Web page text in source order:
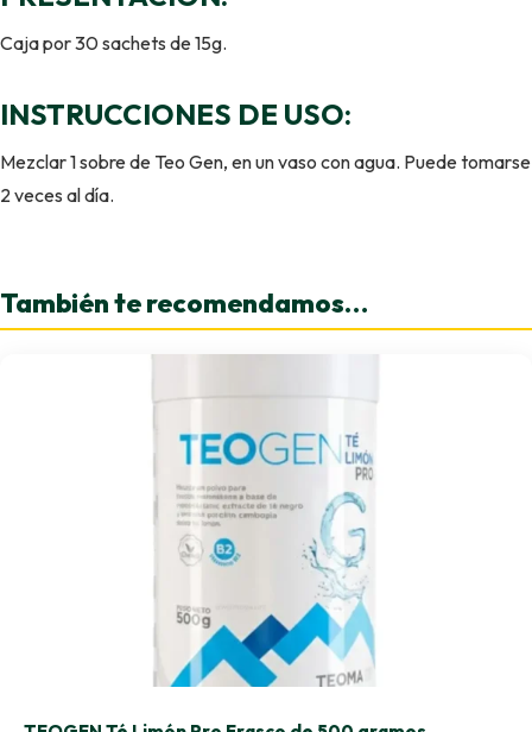
Caja por 30 sachets de 15g.
INSTRUCCIONES DE USO:
Mezclar 1 sobre de Teo Gen, en un vaso con agua. Puede tomarse
2 veces al día.
También te recomendamos…